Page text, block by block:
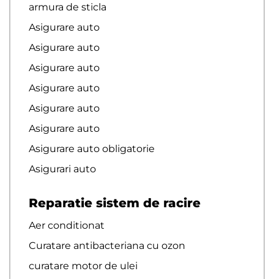
armura de sticla
Asigurare auto
Asigurare auto
Asigurare auto
Asigurare auto
Asigurare auto
Asigurare auto
Asigurare auto obligatorie
Asigurari auto
Reparatie sistem de racire
Aer conditionat
Curatare antibacteriana cu ozon
curatare motor de ulei